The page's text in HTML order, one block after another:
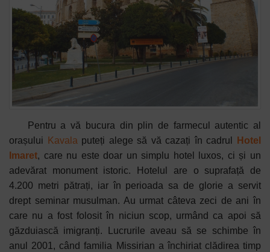
Pentru a vă bucura din plin de farmecul autentic al
orașului
Kavala puteți alege să vă cazați în cadrul
Hotel
Imaret, care nu este doar un simplu hotel luxos, ci și un
adevărat monument istoric. Hotelul are o suprafață de
4.200 metri pătrați, iar în perioada sa de glorie a servit
drept seminar musulman. Au urmat câteva zeci de ani în
care nu a fost folosit în niciun scop, urmând ca apoi să
găzduiască imigranți. Lucrurile aveau să se schimbe în
anul 2001, când familia Missirian a închiriat clădirea timp